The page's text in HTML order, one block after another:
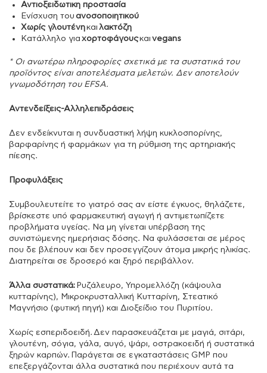
Αντιοξειδωτικη προστασία
Ενίσχυση του ανοσοποιητικού
Χωρίς γλουτένηκαι λακτόζη
Κατάλληλο για χορτοφάγουςκαι vegans
* Οι ανωτέρω πληροφορίες σχετικά με τα συστατικά του
προϊόντος είναι αποτελέσματα μελετών. Δεν αποτελούν
γνωμοδότηση του EFSA.
Αντενδείξεις-Αλληλεπιδράσεις
Δεν ενδείκνυται η συνδυαστική λήψη κυκλοσπορίνης,
βαρφαρίνης ή φαρμάκων για τη ρύθμιση της αρτηριακής
πίεσης.
Προφυλάξεις
Συμβουλευτείτε το γιατρό σας αν είστε έγκυος, θηλάζετε,
βρίσκεστε υπό φαρμακευτική αγωγή ή αντιμετωπίζετε
προβλήματα υγείας. Να μη γίνεται υπέρβαση της
συνιστώμενης ημερήσιας δόσης. Να φυλάσσεται σε μέρος
που δε βλέπουν και δεν προσεγγίζουν άτομα μικρής ηλικίας.
Διατηρείται σε δροσερό και ξηρό περιβάλλον.
Άλλα συστατικά: Ρυζάλευρο, Υπρομελλόζη (κάψουλα
κυτταρίνης), Μικροκρυσταλλική Κυτταρίνη, Στεατικό
Μαγνήσιο (φυτική πηγή) και Διοξείδιο του Πυριτίου.
Χωρίς εσπεριδοειδή. Δεν παρασκευάζεται με μαγιά, σιτάρι,
γλουτένη, σόγια, γάλα, αυγό, ψάρι, οστρακοειδή ή συστατικά
ξηρών καρπών. Παράγεται σε εγκαταστάσεις GMP που
επεξεργάζονται άλλα συστατικά που περιέχουν αυτά τα